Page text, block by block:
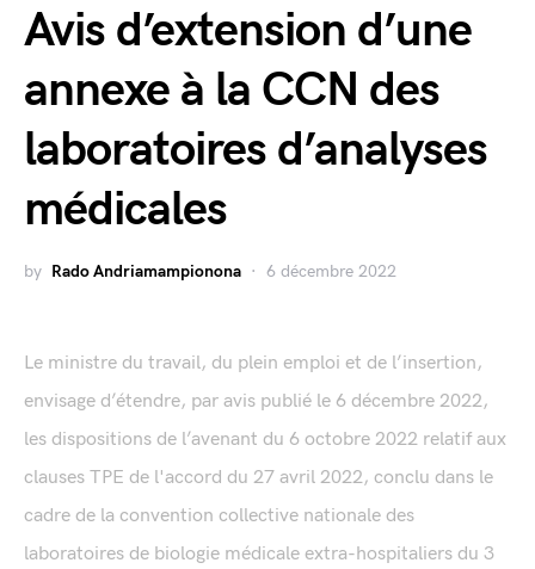
Avis d’extension d’une
annexe à la CCN des
laboratoires d’analyses
médicales
by Rado Andriamampionona 6 décembre 2022
Le ministre du travail, du plein emploi et de l’insertion,
envisage d’étendre, par avis publié le 6 décembre 2022,
les dispositions de l’avenant du 6 octobre 2022 relatif aux
clauses TPE de l'accord du 27 avril 2022, conclu dans le
cadre de la convention collective nationale des
laboratoires de biologie médicale extra-hospitaliers du 3